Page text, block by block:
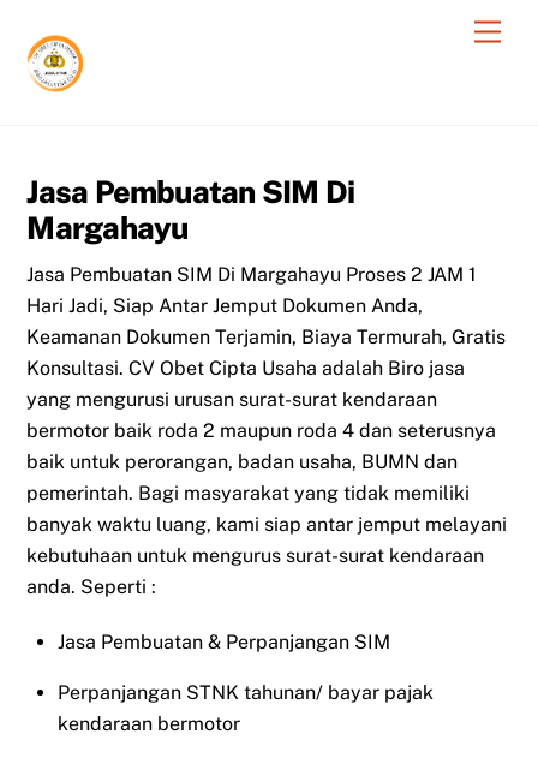
content
Jasa Pembuatan SIM Di
Margahayu
Jasa Pembuatan SIM Di Margahayu Proses 2 JAM 1
Hari Jadi, Siap Antar Jemput Dokumen Anda,
Keamanan Dokumen Terjamin, Biaya Termurah, Gratis
Konsultasi. CV Obet Cipta Usaha adalah Biro jasa
yang mengurusi urusan surat-surat kendaraan
bermotor baik roda 2 maupun roda 4 dan seterusnya
baik untuk perorangan, badan usaha, BUMN dan
pemerintah. Bagi masyarakat yang tidak memiliki
banyak waktu luang, kami siap antar jemput melayani
kebutuhaan untuk mengurus surat-surat kendaraan
anda. Seperti :
Jasa Pembuatan & Perpanjangan SIM
Perpanjangan STNK tahunan/ bayar pajak
kendaraan bermotor